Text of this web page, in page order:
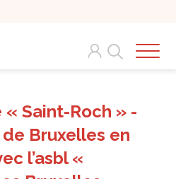
Search
Saint-Roch » -
Bruxelles en
l’asbl «